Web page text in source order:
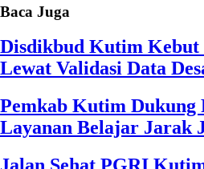
Baca Juga
Disdikbud Kutim Kebut
Lewat Validasi Data
Pemkab Kutim Dukung
Layanan Belajar Jarak